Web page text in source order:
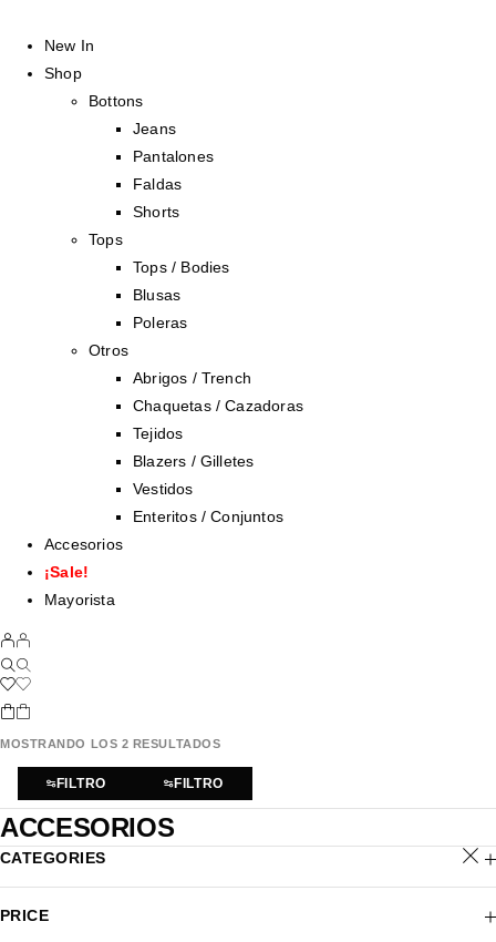
New In
Shop
Bottons
Jeans
Pantalones
Faldas
Shorts
Tops
Tops / Bodies
Blusas
Poleras
Otros
Abrigos / Trench
Chaquetas / Cazadoras
Tejidos
Blazers / Gilletes
Vestidos
Enteritos / Conjuntos
Accesorios
¡Sale!
Mayorista
MOSTRANDO LOS 2 RESULTADOS
FILTRO FILTRO
ACCESORIOS
CATEGORIES
PRICE